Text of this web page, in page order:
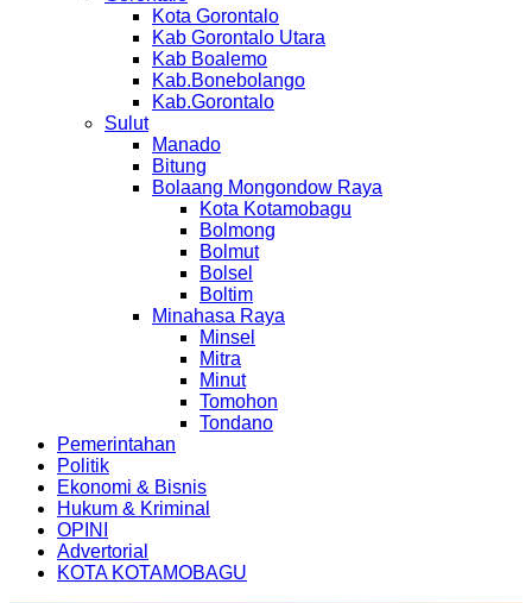
Kota Gorontalo
Kab Gorontalo Utara
Kab Boalemo
Kab.Bonebolango
Kab.Gorontalo
Sulut
Manado
Bitung
Bolaang Mongondow Raya
Kota Kotamobagu
Bolmong
Bolmut
Bolsel
Boltim
Minahasa Raya
Minsel
Mitra
Minut
Tomohon
Tondano
Pemerintahan
Politik
Ekonomi & Bisnis
Hukum & Kriminal
OPINI
Advertorial
KOTA KOTAMOBAGU